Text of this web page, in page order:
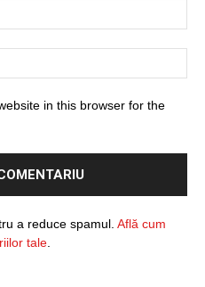
in this browser for the
a reduce spamul. Află cum
tale.